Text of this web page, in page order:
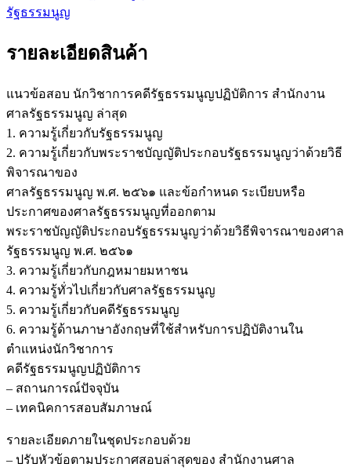
รัฐธรรมนูญ
รายละเอียดสินค้า
แนวข้อสอบ นักวิชาการคดีรัฐธรรมนูญปฏิบัติการ สำนักงาน
ศาลรัฐธรรมนูญ ล่าสุด
1. ความรู้เกี่ยวกับรัฐธรรมนูญ
2. ความรู้เกี่ยวกับพระราชบัญญัติประกอบรัฐธรรมนูญว่าด้วยวิธี
พิจารณาของ
ศาลรัฐธรรมนูญ พ.ศ. ๒๕๖๑ และข้อกำหนด ระเบียบหรือ
ประกาศของศาลรัฐธรรมนูญที่ออกตาม
พระราชบัญญัติประกอบรัฐธรรมนูญว่าด้วยวิธีพิจารณาของศาล
รัฐธรรมนูญ พ.ศ. ๒๕๖๑
3. ความรู้เกี่ยวกับกฎหมายมหาชน
4. ความรู้ทั่วไปเกี่ยวกับศาลรัฐธรรมนูญ
5. ความรู้เกี่ยวกับคดีรัฐธรรมนูญ
6. ความรู้ด้านภาษาอังกฤษที่ใช้สำหรับการปฏิบัติงานใน
ตำแหน่งนักวิชาการ
คดีรัฐธรรมนูญปฏิบัติการ
– สถานการณ์ปัจจุบัน
– เทคนิคการสอบสัมภาษณ์
รายละเอียดภายในชุดประกอบด้วย
– ปรับหัวข้อตามประกาศสอบล่าสุดของ สำนักงานศาล